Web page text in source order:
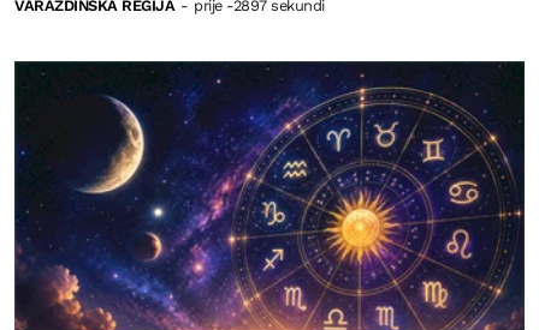
VARAŽDINSKA REGIJA - prije -2897 sekundi